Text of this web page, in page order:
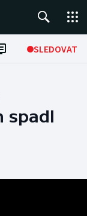
SLEDOVAT
spadl